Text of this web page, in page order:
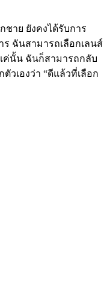
ชาย ยังคงได้รับการ
ฉันสามารถเลือกเลนส์
ค่นั้น ฉันก็สามารถกลับ
วเองว่า “ดีแล้วที่เลือก